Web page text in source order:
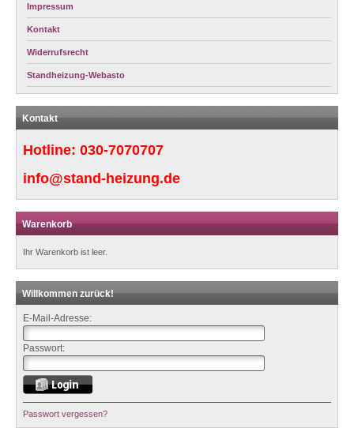
Impressum
Kontakt
Widerrufsrecht
Standheizung-Webasto
Kontakt
Hotline: 030-7070707
info@stand-heizung.de
Warenkorb
Ihr Warenkorb ist leer.
Willkommen zurück!
E-Mail-Adresse:
Passwort:
Passwort vergessen?